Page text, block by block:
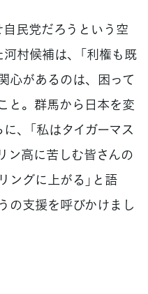
民党だろうという空
村候補は、「利権も既
心があるのは、困って
と。群馬から日本を変
、「私はタイガーマス
ン高に苦しむ皆さんの
ングに上がる」と語
の支援を呼びかけまし